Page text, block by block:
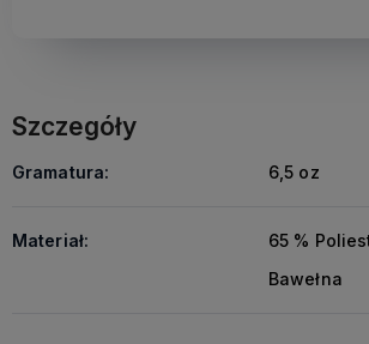
Szczegóły
Gramatura: 6,5 oz
Materiał:
65 %
Bawełna